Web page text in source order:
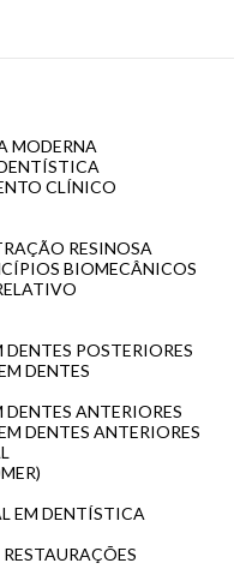
MODERNA
CLÍNICO
RESINOSA
BIOMECÂNICOS
DENTES POSTERIORES
DENTES
DENTES ANTERIORES
DENTES ANTERIORES
EM DENTÍSTICA